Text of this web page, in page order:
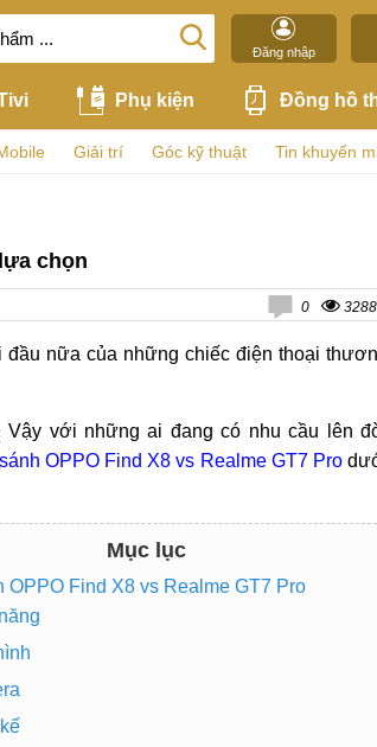
Đăng nhập
Phụ kiện Đồng hồ
Giải trí Góc kỹ thuật Tin khuyến
chọn
0 3288
đầu nữa của những chiếc điện thoại
với những ai đang có nhu cầu lên
OPPO Find X8 vs Realme GT7 Pro
Mục lục
OPPO Find X8 vs Realme GT7 Pro